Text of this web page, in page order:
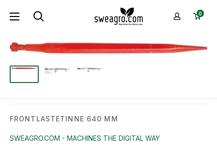
sweagro.com
-
Machines
the
0
FRONTLASTETINNE 640 MM
SWEAGRO.COM - MACHINES THE DIGITAL WAY